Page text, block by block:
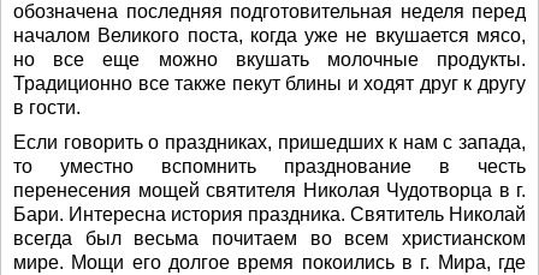
обозначена последняя подготовительная неделя перед
началом Великого поста, когда уже не вкушается мясо,
но все еще можно вкушать молочные продукты.
Традиционно все также пекут блины и ходят друг к другу
в гости.
Если говорить о праздниках, пришедших к нам с запада,
то уместно вспомнить празднование в честь
перенесения мощей святителя Николая Чудотворца в г.
Бари. Интересна история праздника. Святитель Николай
всегда был весьма почитаем во всем христианском
мире. Мощи его долгое время покоились в г. Мира, где